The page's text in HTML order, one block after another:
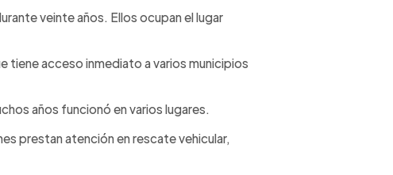
veinte años. Ellos ocupan el lugar
tiene acceso inmediato a varios municipios
años funcionó en varios lugares.
prestan atención en rescate vehicular,